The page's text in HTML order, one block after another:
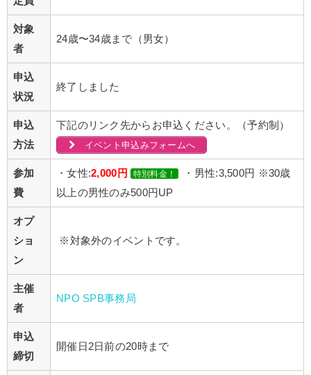
対象
者
24歳〜34歳まで（男女）
申込
状況
終了しました
申込
方法
下記のリンク先からお申込ください。（予約制）
イベント申込みフォームへ
参加
費
・女性:2,000円 特別料金！
・男性:3,500円 ※30歳
以上の男性のみ500円UP
オプ
ショ
ン
※対象外のイベントです。
主催
者
NPO SPB事務局
申込
締切
開催日2日前の20時まで